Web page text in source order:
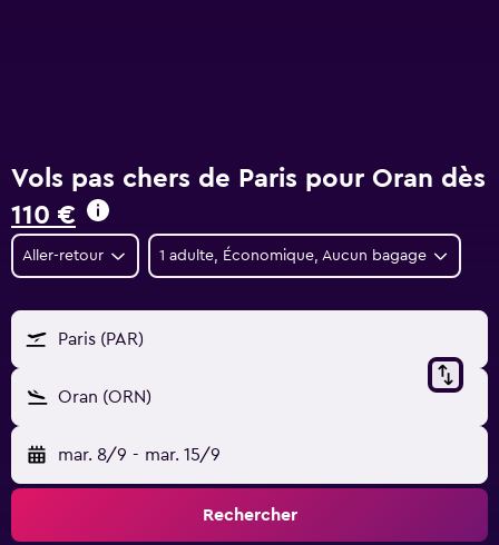
Vols pas chers de Paris pour Oran dès
110 €
Aller-retour 1 adulte, Économique, Aucun bagage
Paris (PAR)
Oran (ORN)
mar. 8/9 - mar. 15/9
Rechercher